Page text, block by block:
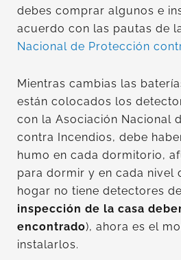
debes comprar algunos e
acuerdo con las pautas de
Nacional de Protección
Mientras cambias las
están colocados los
con la Asociación Nacional
contra Incendios, debe
humo en cada dormitorio,
para dormir y en cada nivel
hogar no tiene detectores
inspección de la casa
encontrado), ahora es el
instalarlos.